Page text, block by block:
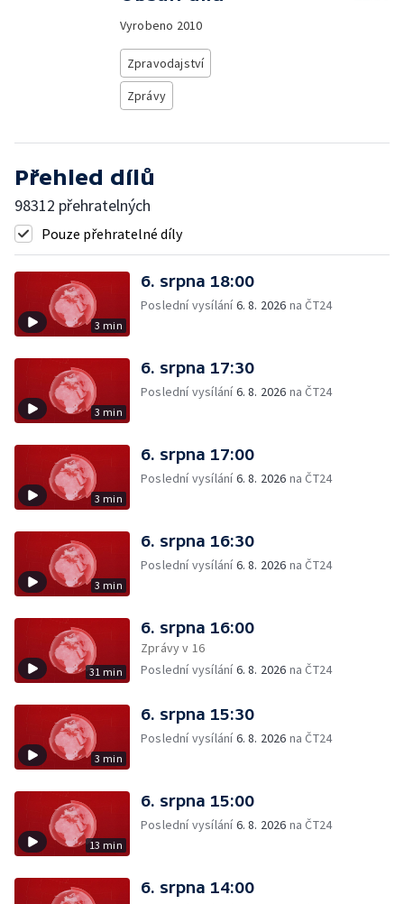
Vyrobeno 2010
Zpravodajství
Zprávy
Přehled dílů
98312 přehratelných
Pouze přehratelné díly
3 min
6. srpna 18:00
Poslední vysílání6. 8. 2026 na ČT24
3 min
6. srpna 17:30
Poslední vysílání6. 8. 2026 na ČT24
3 min
6. srpna 17:00
Poslední vysílání6. 8. 2026 na ČT24
3 min
6. srpna 16:30
Poslední vysílání6. 8. 2026 na ČT24
31 min
6. srpna 16:00
Zprávy v 16
Poslední vysílání6. 8. 2026 na ČT24
3 min
6. srpna 15:30
Poslední vysílání6. 8. 2026 na ČT24
13 min
6. srpna 15:00
Poslední vysílání6. 8. 2026 na ČT24
6. srpna 14:00